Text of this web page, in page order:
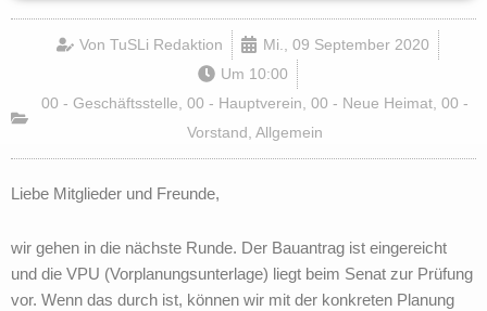
Von TuSLi Redaktion
Mi., 09 September 2020
Um 10:00
00 - Geschäftsstelle 00 - Hauptverein 00 - Neue Heimat 00 -
Vorstand Allgemein
Liebe Mitglieder und Freunde,
wir gehen in die nächste Runde. Der Bauantrag ist eingereicht
und die VPU (Vorplanungsunterlage) liegt beim Senat zur Prüfung
vor. Wenn das durch ist, können wir mit der konkreten Planung